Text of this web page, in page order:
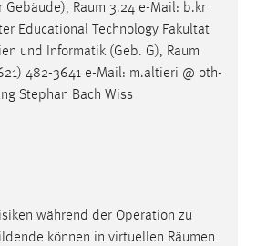
Gebäude), Raum 3.24 e-Mail: b.kr
Educational Technology Fakultät
und Informatik (Geb. G), Raum
482-3641 e-Mail: m.altieri @ oth-
Stephan Bach Wiss
während der Operation zu
können in virtuellen Räumen